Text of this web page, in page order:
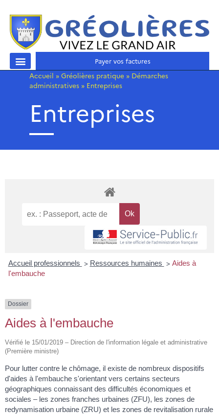
Payer vos factures
Accueil » Gréolières pratique » Démarches
administratives » Entreprises
Entreprises
Accueil professionnels > Ressources humaines > Aides à
l'embauche
Dossier
Aides à l'embauche
Vérifié le 15/01/2019 – Direction de l'information légale et administrative
(Première ministre)
Pour lutter contre le chômage, il existe de nombreux dispositifs
d'aides à l'embauche s'orientant vers certains secteurs
géographiques connaissant des difficultés économiques et
sociales – les zones franches urbaines (ZFU), les zones de
redynamisation urbaine (ZRU) et les zones de revitalisation rurale